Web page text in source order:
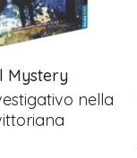
Mystery
nella